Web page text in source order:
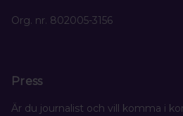
Org. nr. 802005-3156
Press
Är du journalist och vill komma i